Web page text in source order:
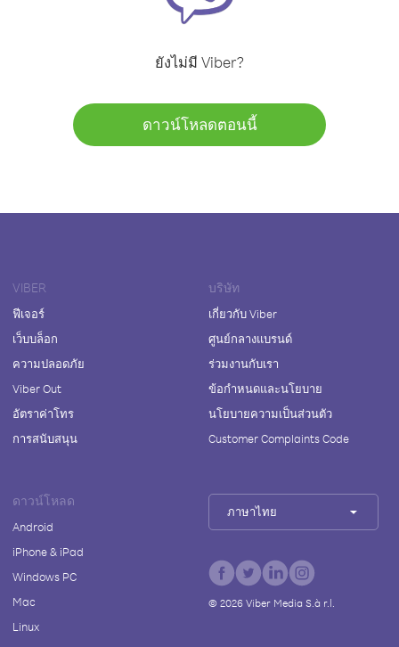
ยังไม่มี Viber?
ดาวน์โหลดตอนนี้
VIBER
ฟีเจอร์
เว็บบล็อก
ความปลอดภัย
Viber Out
อัตราค่าโทร
การสนับสนุน
บริษัท
เกี่ยวกับ Viber
ศูนย์กลางแบรนด์
ร่วมงานกับเรา
ข้อกำหนดและนโยบาย
นโยบายความเป็นส่วนตัว
Customer Complaints Code
ดาวน์โหลด
Android
iPhone & iPad
Windows PC
Mac
Linux
ภาษาไทย
© 2026Viber Media S.à r.l.